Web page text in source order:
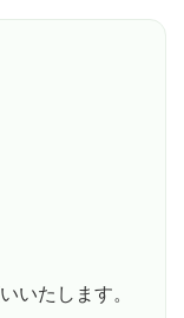
いたします。